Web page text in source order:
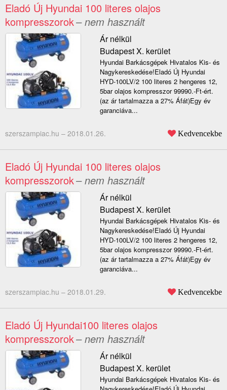
Eladó Új Hyundai 100 literes olajos
kompresszorok– nem használt
Ár nélkül
Budapest X. kerület
Hyundai Barkácsgépek Hivatalos Kis- és
Nagykereskedése!Eladó Új Hyundai
HYD-100LV/2 100 literes 2 hengeres 12,
5bar olajos kompresszor 99990.-Ft-ért.
(az ár tartalmazza a 27% Áfát)Egy év
garanciáva...
szerszampiac.hu – 2018.01.26. Kedvencekbe
Eladó Új Hyundai 100 literes olajos
kompresszorok– nem használt
Ár nélkül
Budapest X. kerület
Hyundai Barkácsgépek Hivatalos Kis- és
Nagykereskedése!Eladó Új Hyundai
HYD-100LV/2 100 literes 2 hengeres 12,
5bar olajos kompresszor 99990.-Ft-ért.
(az ár tartalmazza a 27% Áfát)Egy év
garanciáva...
szerszampiac.hu – 2018.01.29. Kedvencekbe
Eladó Új Hyundai100 literes olajos
kompresszorok– nem használt
Ár nélkül
Budapest X. kerület
Hyundai Barkácsgépek Hivatalos Kis- és